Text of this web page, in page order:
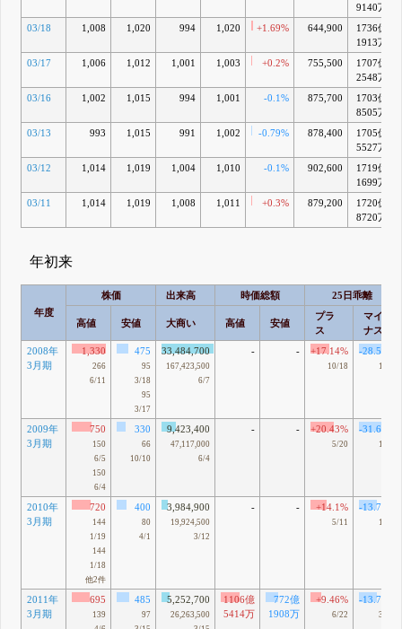
9140万
03/18
1,008 1,020 994 1,020 +1.69% 644,900
1736億
1913万
03/17
1,006 1,012 1,001 1,003 +0.2% 755,500
1707億
2548万
03/16
1,002 1,015 994 1,001 -0.1% 875,700
1703億
8505万
03/13
993 1,015 991 1,002 -0.79% 878,400
1705億
5527万
03/12
1,014 1,019 1,004 1,010 -0.1% 902,600
1719億
1699万
03/11
1,014 1,019 1,008 1,011 +0.3% 879,200
1720億
8720万
年初来
年度
株価 出来高 時価総額 25日乖離
高値 安値 大商い 高値 安値
プラ
ス
マイ
ナス
2008年
3月期
1,330
266
6/11
475
95
3/18
95
3/17
33,484,700
167,423,500
6/7
- - +17.14%
10/18
-28.53%
1/22
2009年
3月期
750
150
6/5
150
6/4
330
66
10/10
9,423,400
47,117,000
6/4
- - +20.43%
5/20
-31.61%
10/8
2010年
3月期
720
144
1/19
144
1/18
他2件
400
80
4/1
3,984,900
19,924,500
3/12
- - +14.1%
5/11
-13.73%
10/5
2011年
3月期
695
139
485
97
5,252,700
26,263,500
1106億
5414万
772億
1908万
+9.46%
6/22
-13.77%
3/17